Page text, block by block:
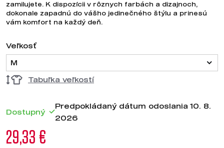
zamilujete. K dispozícii v rôznych farbách a dizajnoch,
dokonale zapadnú do vášho jedinečného štýlu a prinesú
vám komfort na každý deň.
Veľkosť
M
Tabuľka veľkostí
Dostupný
Predpokládaný dátum odoslania 10. 8.
2026
29,33 €